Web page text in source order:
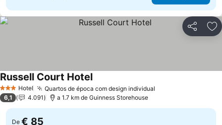
Partilhar
3 EstrelasHotel Quartos de época com design individual
Russell Court HotelVer preços
6,1 4.091 a 1.7 km de Guinness Storehouse
De € 85